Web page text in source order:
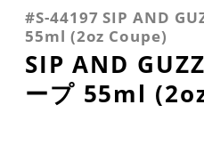
カクテルグラス (全サイ
#S-44197 SIP AND
55ml (2oz Coupe)
SIP AND
ープ 55ml